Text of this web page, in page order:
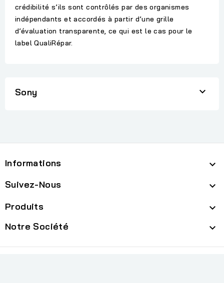
crédibilité s’ils sont contrôlés par des organismes
indépendants et accordés à partir d’une grille
d’évaluation transparente, ce qui est le cas pour le
label QualiRépar.
Sony 
Informations 
Suivez-Nous 
Produits 
Notre Société 